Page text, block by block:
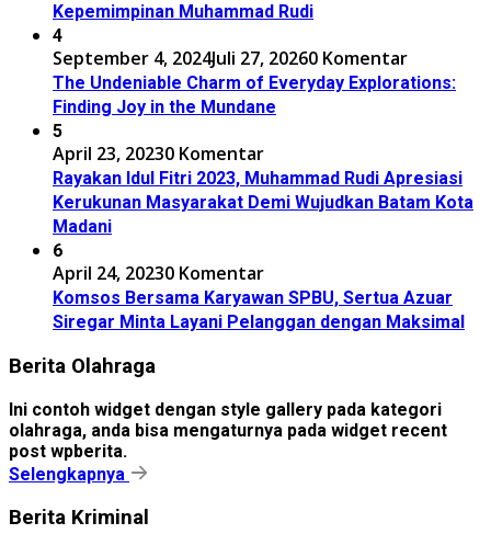
Kepemimpinan Muhammad Rudi
4
September 4, 2024Juli 27, 20260 Komentar
The Undeniable Charm of Everyday Explorations:
Finding Joy in the Mundane
5
April 23, 20230 Komentar
Rayakan Idul Fitri 2023, Muhammad Rudi Apresiasi
Kerukunan Masyarakat Demi Wujudkan Batam Kota
Madani
6
April 24, 20230 Komentar
Komsos Bersama Karyawan SPBU, Sertua Azuar
Siregar Minta Layani Pelanggan dengan Maksimal
Berita Olahraga
Ini contoh widget dengan style gallery pada kategori
olahraga, anda bisa mengaturnya pada widget recent
post wpberita.
Selengkapnya
Berita Kriminal